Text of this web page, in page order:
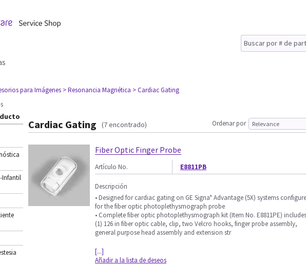
para Imágenes > Resonancia Magnética > Cardiac Gating
Infantil
Cardiac Gating (7 encontrado) Ordenar por
Fiber Optic Finger Probe
Artículo No. E8811PB
Descripción
• Designed for cardiac gating on GE Signa* Advantage (5X) systems
for the fiber optic photoplethysmograph probe
• Complete fiber optic photoplethysmograph kit (Item No. E8811PE) includes
(1) 126 in fiber optic cable, clip, two Velcro hooks, finger probe assembly,
general purpose head assembly and extension str
[...]
Añadir a la lista de deseos